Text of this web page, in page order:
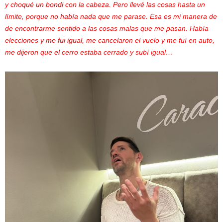
y choqué un bondi con la cabeza. Pero llevé las cosas hasta un
límite, porque no había nada que me parase. Esa es mi manera de
de encontrarme sentido a las cosas malas que me pasan. Había
elecciones y me fui igual, me cancelaron el vuelo y me fuí en auto,
me dijeron que el cerro estaba cerrado y subí igual…